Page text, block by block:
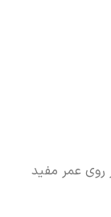
روی عمر مفید